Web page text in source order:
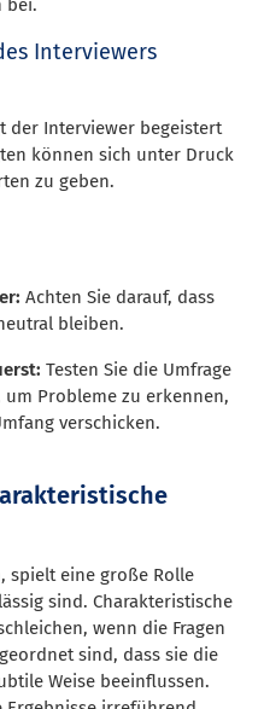
bei.
Interviewers
der Interviewer begeistert
können sich unter Druck
zu geben.
Achten Sie darauf, dass
bleiben.
Testen Sie die Umfrage
Probleme zu erkennen,
verschicken.
spielt eine große Rolle
sind. Charakteristische
wenn die Fragen
sind, dass sie die
Weise beeinflussen.